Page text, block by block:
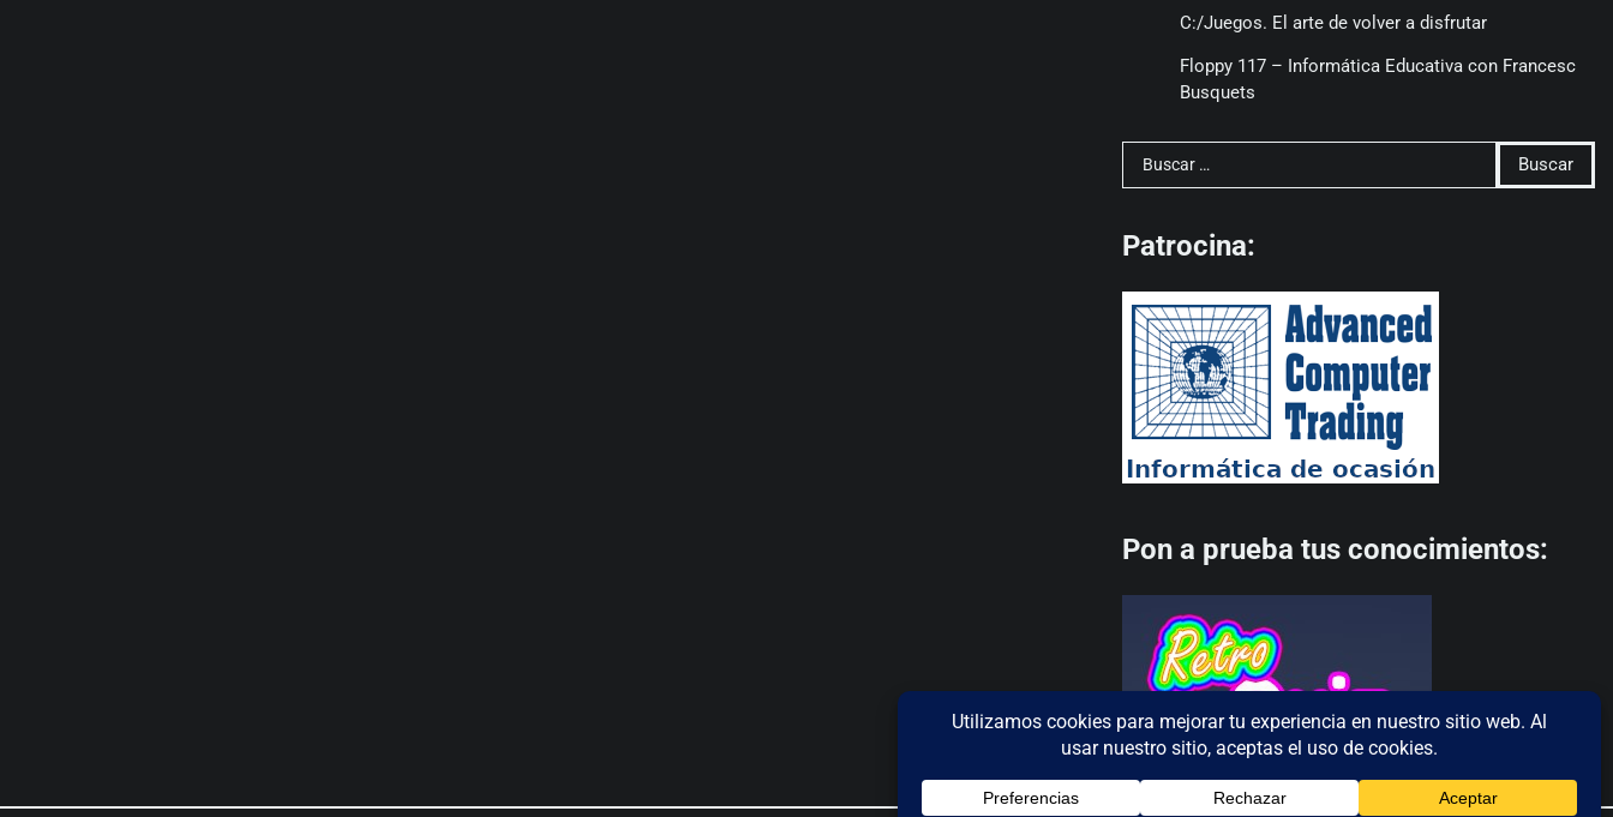
C:/Juegos. El arte de volver a disfrutar
Floppy 117 – Informática Educativa con Francesc
Busquets
Buscar:
Patrocina:
Pon a prueba tus conocimientos: